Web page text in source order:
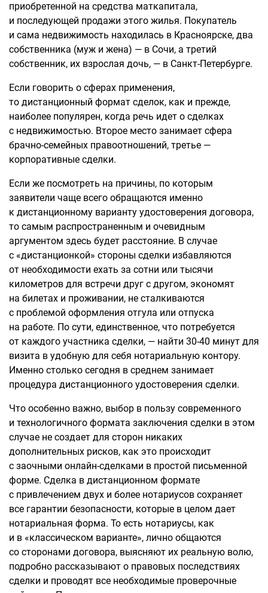
приобретенной на средства маткапитала,
и последующей продажи этого жилья. Покупатель
и сама недвижимость находилась в Красноярске, два
собственника (муж и жена) — в Сочи, а третий
собственник, их взрослая дочь, — в Санкт-Петербурге.
Если говорить о сферах применения,
то дистанционный формат сделок, как и прежде,
наиболее популярен, когда речь идет о сделках
с недвижимостью. Второе место занимает сфера
брачно-семейных правоотношений, третье —
корпоративные сделки.
Если же посмотреть на причины, по которым
заявители чаще всего обращаются именно
к дистанционному варианту удостоверения договора,
то самым распространенным и очевидным
аргументом здесь будет расстояние. В случае
с «дистанционкой» стороны сделки избавляются
от необходимости ехать за сотни или тысячи
километров для встречи друг с другом, экономят
на билетах и проживании, не сталкиваются
с проблемой оформления отгула или отпуска
на работе. По сути, единственное, что потребуется
от каждого участника сделки, — найти 30-40 минут для
визита в удобную для себя нотариальную контору.
Именно столько сегодня в среднем занимает
процедура дистанционного удостоверения сделки.
Что особенно важно, выбор в пользу современного
и технологичного формата заключения сделки в этом
случае не создает для сторон никаких
дополнительных рисков, как это происходит
с заочными онлайн-сделками в простой письменной
форме. Сделка в дистанционном формате
с привлечением двух и более нотариусов сохраняет
все гарантии безопасности, которые в целом дает
нотариальная форма. То есть нотариусы, как
и в «классическом варианте», лично общаются
со сторонами договора, выясняют их реальную волю,
подробно рассказывают о правовых последствиях
сделки и проводят все необходимые проверочные